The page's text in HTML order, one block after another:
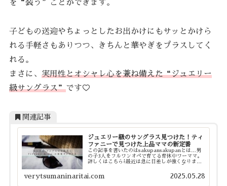
を“装う”ことができます。
子どもの送迎やちょっとしたお出かけにもサッとかけら
れる手軽さもありつつ、きちんと華やぎをプラスしてく
れる。
まさに、実用性とオシャレ心を兼ね備えた“ジュエリー
級サングラス”です♡
関連記事
ジュエリー級のサングラス見つけた！ティ
ファニーで見つけた上品ママの新定番
この記事を書いたのはsakupansakupanとは…男
の子3人をフルワンオペで育てる育休中ワーママ。
詳しくはこちら⇩最近は急に日差しが強くなりまし
い…！」と感じることが増えてきました。しかし、
目...
verytsumaninaritai.com 2025.05.28